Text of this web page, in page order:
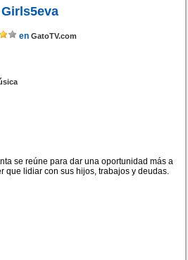
Girls5eva
en GatoTV.com
se reúne para dar una oportunidad más a
que lidiar con sus hijos, trabajos y deudas.